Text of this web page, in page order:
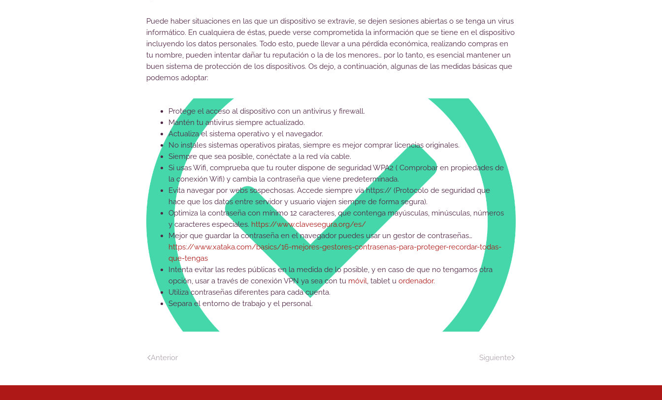
Puede haber situaciones en las que un dispositivo se extravíe, se dejen sesiones abiertas o se tenga un virus
informático. En cualquiera de éstas, puede verse comprometida la información que se tiene en el dispositivo
incluyendo los datos personales. Todo esto, puede llevar a una pérdida económica, realizando compras en
tu nombre, pueden intentar dañar tu reputación o la de los menores… por lo tanto, es esencial mantener un
buen sistema de protección de los dispositivos. Os dejo, a continuación, algunas de las medidas básicas que
podemos adoptar:
Protege el acceso al dispositivo con un antivirus y firewall.
Mantén tu antivirus siempre actualizado.
Actualiza el sistema operativo y el navegador.
No instales sistemas operativos piratas, siempre es mejor comprar licencias originales.
Siempre que sea posible, conéctate a la red vía cable.
Si usas Wifi, comprueba que tu router dispone de seguridad WPA2 ( Comprobar en propiedades de
la conexión Wifi) y cambia la contraseña que viene predeterminada.
Evita navegar por webs sospechosas. Accede siempre vía https:// (Protocolo de seguridad que
hace que los datos entre servidor y usuario viajen siempre de forma segura).
Optimiza la contraseña con mínimo 12 caracteres, que contenga mayúsculas, minúsculas, números
y caracteres especiales. https://www.clavesegura.org/es/
Mejor que guardar la contraseña en el navegador puedes usar un gestor de contraseñas…
https://www.xataka.com/basics/16-mejores-gestores-contrasenas-para-proteger-recordar-todas-
que-tengas
Intenta evitar las redes públicas en la medida de lo posible, y en caso de que no tengamos otra
opción, usar a través de conexión VPN ya sea con tu móvil , tablet u ordenador.
Utiliza contraseñas diferentes para cada cuenta.
Separa el entorno de trabajo y el personal.
Anterior Siguiente